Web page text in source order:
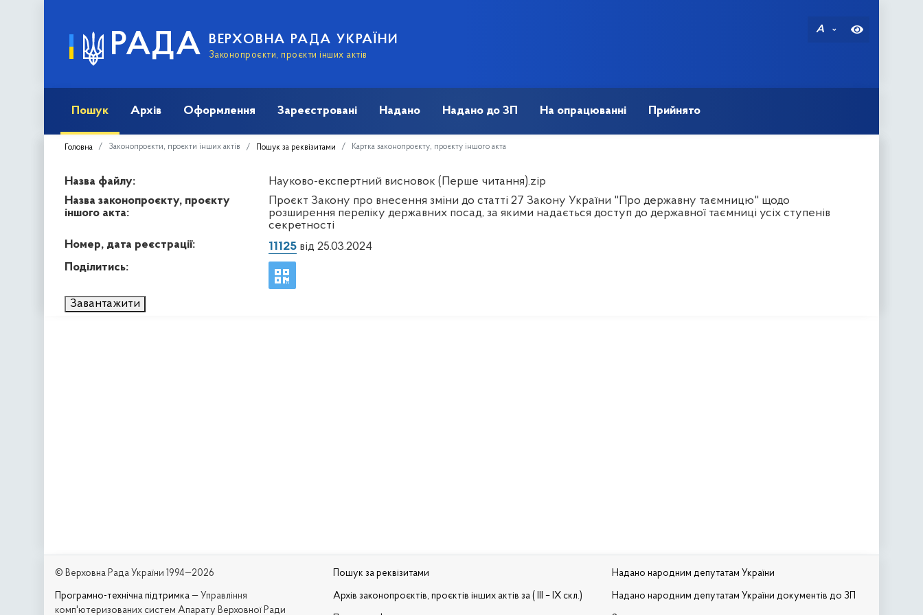
РАДА ВЕРХОВНА РАДА УКРАЇНИ
Законопроєкти, проєкти інших актів
A
Пошук Архів Оформлення Зареєстровані Надано Надано до ЗП На опрацюванні Прийнято
Головна Законопроєкти, проєкти інших актів Пошук за реквізитами Картка законопроєкту, проєкту іншого акта
Назва файлу:
Науково-експертний висновок (Перше читання).zip
Назва законопроєкту, проєкту
іншого акта:
Проєкт Закону про внесення зміни до статті 27 Закону України "Про державну таємницю" щодо
розширення переліку державних посад, за якими надається доступ до державної таємниці усіх ступенів
секретності
Номер, дата реєстрації:
11125від 25.03.2024
Поділитись:
Завантажити
© Верховна Рада України 1994—2026
Програмно-технічна підтримка — Управління
комп'ютеризованих систем Апарату Верховної Ради
Пошук за реквізитами
Архів законопроєктів, проєктів інших актів за ( III – IX скл.)
Надано народним депутатам України
Надано народним депутатам України документів до ЗП